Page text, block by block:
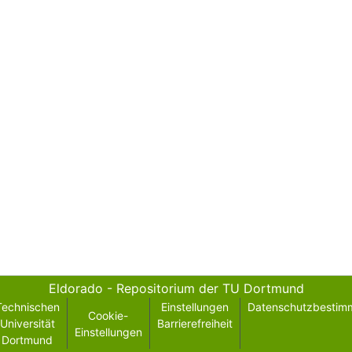
Eldorado - Repositorium der TU Dortmund
Universität
Dortmund
Cookie-
Einstellungen
Einstellungen
Barrierefreiheit